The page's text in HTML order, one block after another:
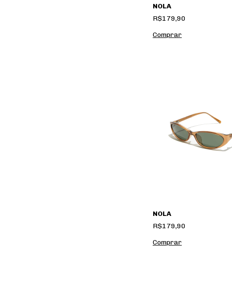
NOLA
R$179,90
NOLA
R$179,90